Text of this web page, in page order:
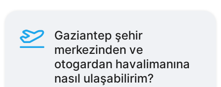
Gaziantep şehir
merkezinden ve
otogardan havalimanına
nasıl ulaşabilirim?